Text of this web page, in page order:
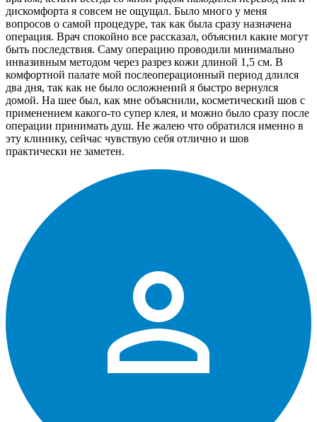
дискомфорта я совсем не ощущал. Было много у меня
вопросов о самой процедуре, так как была сразу назначена
операция. Врач спокойно все рассказал, объяснил какие могут
быть последствия. Саму операцию проводили минимально
инвазивным методом через разрез кожи длиной 1,5 см. В
комфортной палате мой послеоперационный период длился
два дня, так как не было осложнений я быстро вернулся
домой. На шее был, как мне объяснили, косметический шов с
применением какого-то супер клея, и можно было сразу после
операции принимать душ. Не жалею что обратился именно в
эту клинику, сейчас чувствую себя отлично и шов
практически не заметен.